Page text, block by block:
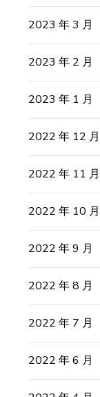
2023 年 3 月
2023 年 2 月
2023 年 1 月
2022 年 12 月
2022 年 11 月
2022 年 10 月
2022 年 9 月
2022 年 8 月
2022 年 7 月
2022 年 6 月